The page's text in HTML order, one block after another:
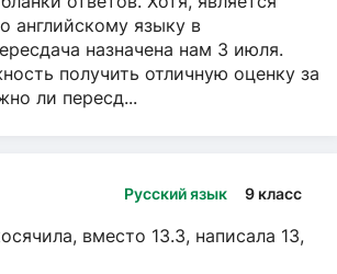
английскому языку в
назначена нам 3 июля.
получить отличную оценку за
ли пересд...
Русский язык 9 класс
вместо 13.3, написала 13,